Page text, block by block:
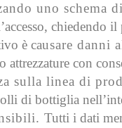
uno schema
chiedendo
è causare danni
attrezzature con
sulla linea di
di bottiglia
Tutti i dati